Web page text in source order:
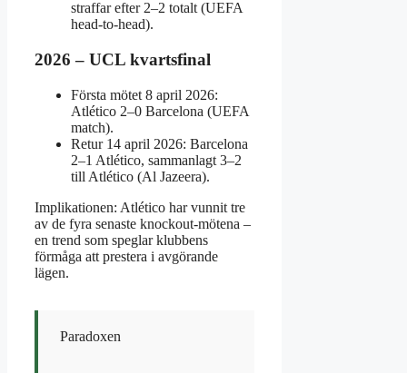
straffar efter 2–2 totalt (UEFA
head-to-head).
2026 – UCL kvartsfinal
Första mötet 8 april 2026:
Atlético 2–0 Barcelona (UEFA
match).
Retur 14 april 2026: Barcelona
2–1 Atlético, sammanlagt 3–2
till Atlético (Al Jazeera).
Implikationen: Atlético har vunnit tre
av de fyra senaste knockout-mötena –
en trend som speglar klubbens
förmåga att prestera i avgörande
lägen.
Paradoxen